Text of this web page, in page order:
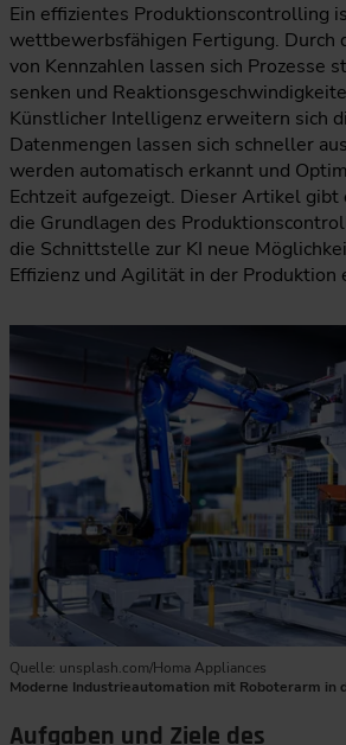
Ein effizientes Produktionscontrolling
wettbewerbsfähigen Fertigung. Durch
von Kennzahlen lassen sich Prozesse
senken und
Künstlicher Intelligenz erweitern sich
Datenmengen lassen sich schneller
werden automatisch erkannt und
Echtzeit aufgezeigt. Dieser Artikel
die Grundlagen des
die Schnittstelle zur KI neue
Effizienz und Agilität in der Produktion
Quelle: unsplash.com/Homa Appliances
Moderne Industrieautomation mit Roboterarm in
Aufgaben und Ziele des